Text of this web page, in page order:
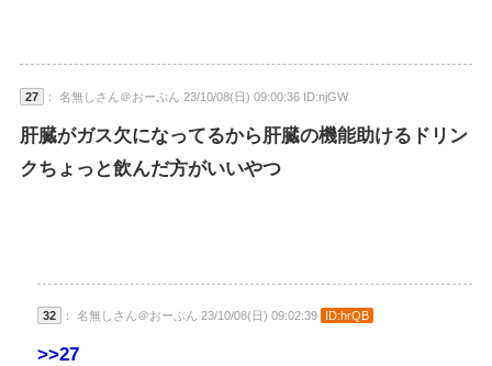
27 ： 名無しさん＠おーぷん 23/10/08(日) 09:00:36 ID:njGW
肝臓がガス欠になってるから肝臓の機能助けるドリン
クちょっと飲んだ方がいいやつ
32 ： 名無しさん＠おーぷん 23/10/08(日) 09:02:39 ID:hrQB
>>27